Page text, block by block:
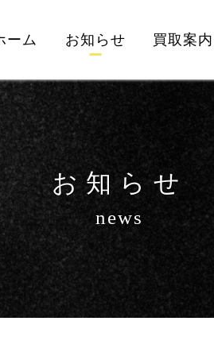
ーム お知らせ 買取案内
お知らせ
news